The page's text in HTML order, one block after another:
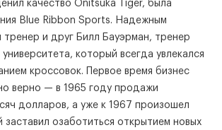
качество Onitsuka Tiger, была
Blue Ribbon Sports. Надежным
тренер и друг Билл Бауэрман, тренер
который всегда увлекался
кроссовок. Первое время бизнес
верно — в 1965 году продажи
долларов, а уже к 1967 произошел
заставил озаботиться открытием новых